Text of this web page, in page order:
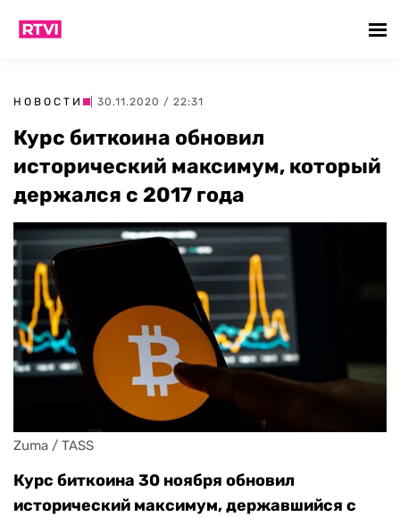
НОВОСТИ | 30.11.2020 / 22:31
Курс биткоина обновил
исторический максимум, который
держался с 2017 года
Zuma / TASS
Курс биткоина 30 ноября обновил
исторический максимум, державшийся с